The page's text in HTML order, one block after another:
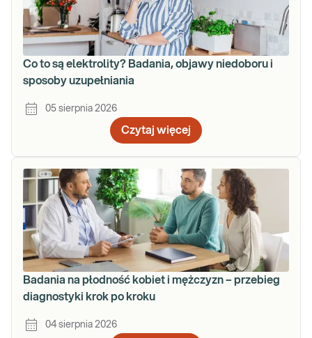
Co to są elektrolity? Badania, objawy niedoboru i
sposoby uzupełniania
05 sierpnia 2026
Czytaj więcej
Badania na płodność kobiet i mężczyzn – przebieg
diagnostyki krok po kroku
04 sierpnia 2026